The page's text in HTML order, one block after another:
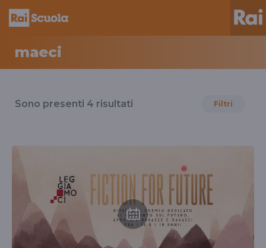
maeci
il
maeci
Sono presenti 4 risultati Filtri